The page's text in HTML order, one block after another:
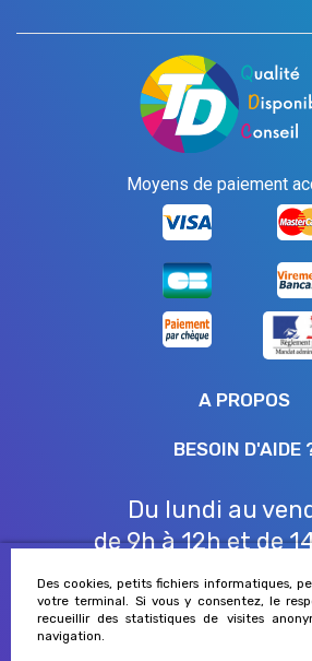
Des cookies, petits fichiers informatiques,
votre terminal. Si vous y consentez, le
recueillir des statistiques de visites
navigation.
Moyens de paiement
A PROPOS
BESOIN D'AIDE
Du lundi au
de 9h à 12h et de